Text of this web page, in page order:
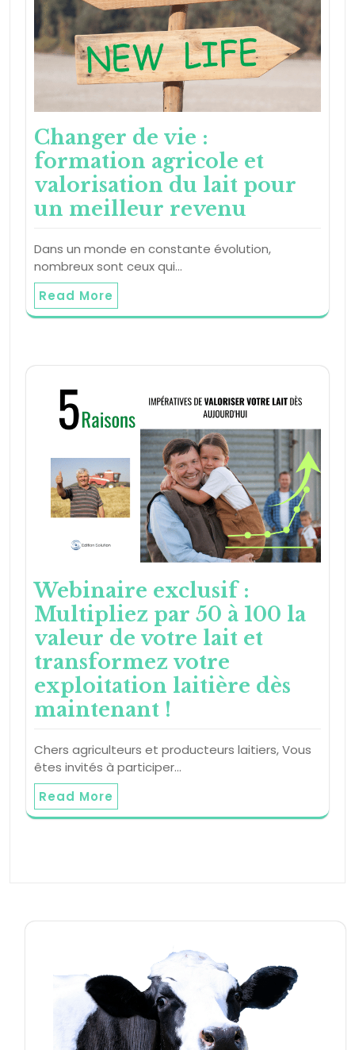
Changer de vie :
formation agricole et
valorisation du lait pour
un meilleur revenu
Dans un monde en constante évolution,
nombreux sont ceux qui…
Read More
Webinaire exclusif :
Multipliez par 50 à 100 la
valeur de votre lait et
transformez votre
exploitation laitière dès
maintenant !
Chers agriculteurs et producteurs laitiers, Vous
êtes invités à participer…
Read More